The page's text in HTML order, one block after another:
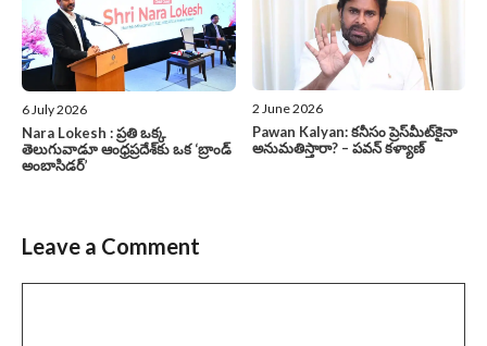
6 July 2026
Nara Lokesh : ప్రతి ఒక్క
తెలుగువాడూ ఆంధ్రప్రదేశ్‌కు ఒక ‘బ్రాండ్
అంబాసిడర్’
2 June 2026
Pawan Kalyan: కనీసం ప్రెస్‌మీట్‌కైనా
అనుమతిస్తారా? – పవన్ కళ్యాణ్
Leave a Comment